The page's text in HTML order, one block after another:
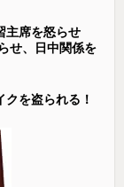
主席を怒らせ
せ、日中関係を
クを盗られる！